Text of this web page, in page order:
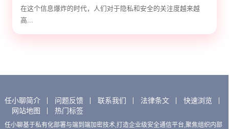
在这个信息爆炸的时代，人们对于隐私和安全的关注度越来越
高...
任小聊简介 问题反馈 联系我们 法律条文
快速浏览
网站地图
热门标签
任小聊基于私有化部署与端到端加密技术,打造企业级安全通信平台,聚焦组织内部